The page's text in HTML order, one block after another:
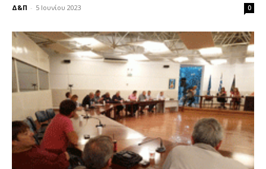
Δ&Π - 5 Ιουνίου 2023 0